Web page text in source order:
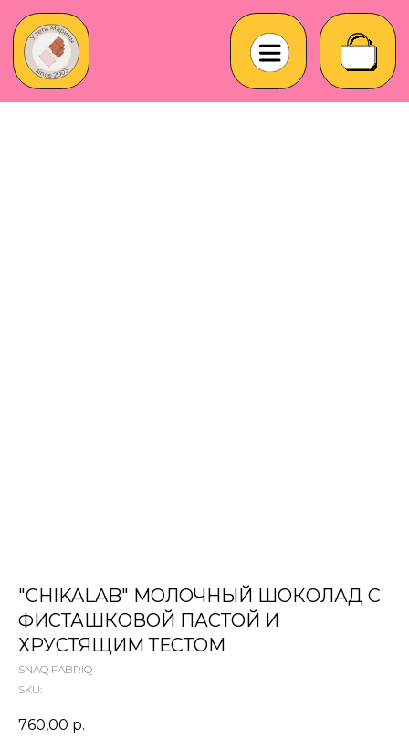
"CHIKALAB" МОЛОЧНЫЙ ШОКОЛАД С
ФИСТАШКОВОЙ ПАСТОЙ И
ХРУСТЯЩИМ ТЕСТОМ
SNAQ FABRIQ
SKU:
760,00 р.